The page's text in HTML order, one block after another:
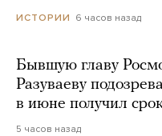
ИСТОРИИ 6 часов назад
Бывшую главу
Разуваеву
в июне получил
5 часов назад